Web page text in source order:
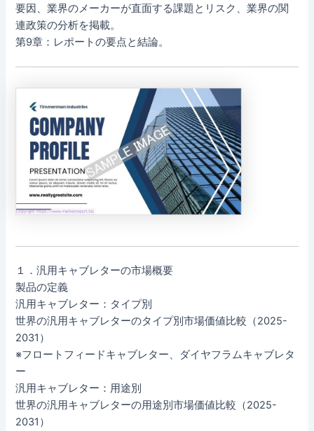
要因、業界のメーカーが直面する課題とリスク、業界の関
連政策の分析を掲載。
第9章：レポートの要点と結論。
１．汎用キャブレターの市場概要
製品の定義
汎用キャブレター：タイプ別
世界の汎用キャブレターのタイプ別市場価値比較（2025-
2031）
※フロートフィードキャブレター、ダイヤフラムキャブレタ
ー
汎用キャブレター：用途別
世界の汎用キャブレターの用途別市場価値比較（2025-
2031）